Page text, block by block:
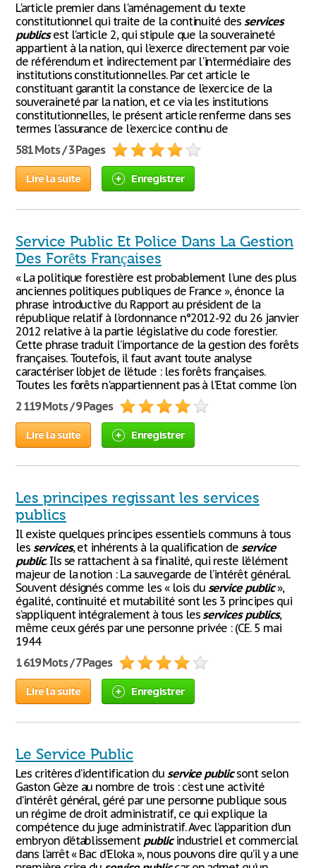
L'article premier dans l'aménagement du texte
constitutionnel qui traite de la continuité desservices
publicsest l'article 2, qui stipule que la souveraineté
appartient à la nation, qui l'exerce directement par voie
de référendum et indirectement par l'intermédiaire des
institutions constitutionnelles. Par cet article le
constituant garantit la constance de l'exercice de la
souveraineté par la nation, et ce via les institutions
constitutionnelles, le présent article renferme dans ses
termes l'assurance de l'exercice continu de
581 Mots / 3 Pages
Lire la suite Enregistrer
Service Public Et Police Dans La Gestion
Des Forêts Françaises
« La politique forestière est probablement l'une des plus
anciennes politiques publiques de France », énonce la
phrase introductive du Rapport au président de la
république relatif à l'ordonnance n°2012-92 du 26 janvier
2012 relative à la partie législative du code forestier.
Cette phrase traduit l’importance de la gestion des forêts
françaises. Toutefois, il faut avant toute analyse
caractériser l’objet de l’étude : les forêts françaises.
Toutes les forêts n'appartiennent pas à l'Etat comme l'on
2 119 Mots / 9 Pages
Lire la suite Enregistrer
Les principes regissant les services
publics
Il existe quelques principes essentiels communs à tous
les services, et inhérents à la qualification deservice
public. Ils se rattachent à sa finalité, qui reste l’élément
majeur de la notion : La sauvegarde de l’intérêt général.
Souvent désignés comme les « lois du service public»,
égalité, continuité et mutabilité sont les 3 principes qui
s’appliquent intégralement à tous lesservices publics,
même ceux gérés par une personne privée : (CE. 5 mai
1944
1 619 Mots / 7 Pages
Lire la suite Enregistrer
Le Service Public
Les critères d’identification du service publicsont selon
Gaston Gèze au nombre de trois : c’est une activité
d’intérêt général, géré par une personne publique sous
un régime de droit administratif, ce qui explique la
compétence du juge administratif. Avec l’apparition d’un
embryon d’établissement publicindustriel et commercial
dans l’arrêt « Bac d’Eloka », nous pouvons dire qu’il y a une